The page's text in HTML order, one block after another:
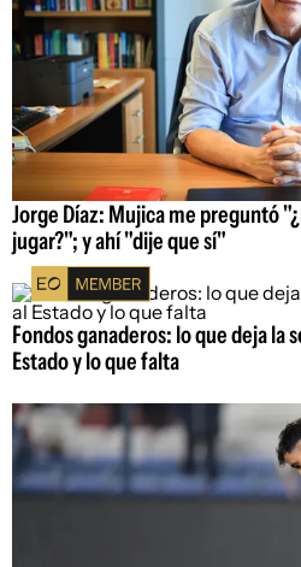
Jorge Díaz: Mujica me preguntó
jugar?"; y ahí "dije que sí"
Fondos ganaderos: lo que deja la
Estado y lo que falta